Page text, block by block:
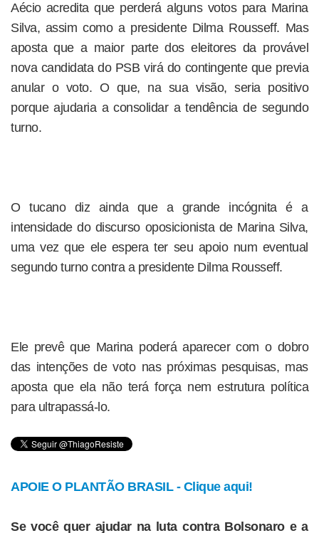
Aécio acredita que perderá alguns votos para Marina
Silva, assim como a presidente Dilma Rousseff. Mas
aposta que a maior parte dos eleitores da provável
nova candidata do PSB virá do contingente que previa
anular o voto. O que, na sua visão, seria positivo
porque ajudaria a consolidar a tendência de segundo
turno.
O tucano diz ainda que a grande incógnita é a
intensidade do discurso oposicionista de Marina Silva,
uma vez que ele espera ter seu apoio num eventual
segundo turno contra a presidente Dilma Rousseff.
Ele prevê que Marina poderá aparecer com o dobro
das intenções de voto nas próximas pesquisas, mas
aposta que ela não terá força nem estrutura política
para ultrapassá-lo.
APOIE O PLANTÃO BRASIL - Clique aqui!
Se você quer ajudar na luta contra Bolsonaro e a